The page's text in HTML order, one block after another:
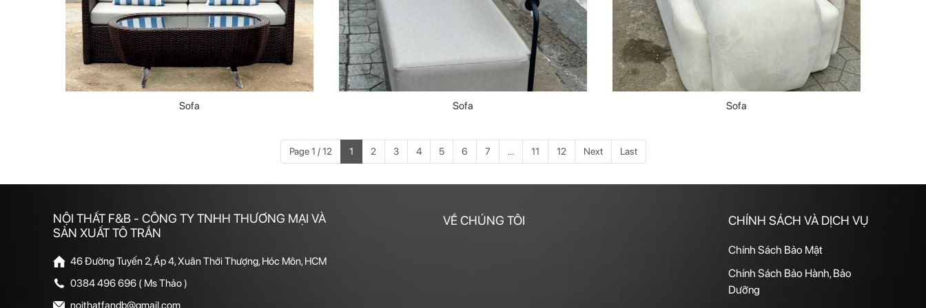
Sofa Sofa Sofa
Page 1 / 12 1 2 3 4 5 6 7 ... 11 12 Next Last
NỘI THẤT F&B - CÔNG TY TNHH THƯƠNG MẠI VÀ
SẢN XUẤT TÔ TRẦN
46 Đường Tuyến 2, Ấp 4, Xuân Thới Thượng, Hóc Môn, HCM
0384 496 696 ( Ms Thảo )
noithatfandb@gmail.com
VỀ CHÚNG TÔI CHÍNH SÁCH VÀ DỊCH VỤ
Chính Sách Bảo Mật
Chính Sách Bảo Hành, Bảo
Dưỡng